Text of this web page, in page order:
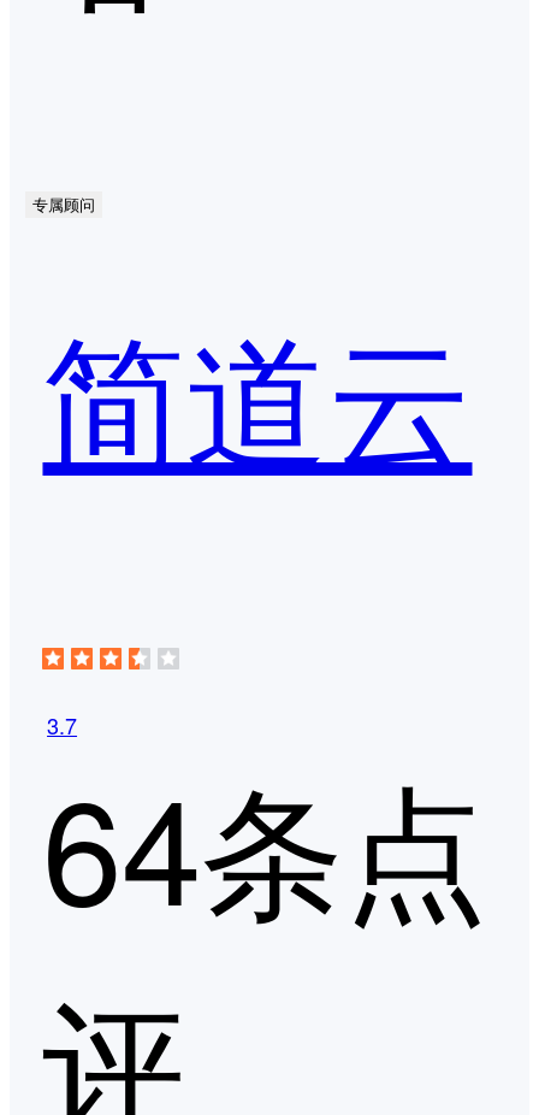
专属顾问
简道云
3.7
64条点
评